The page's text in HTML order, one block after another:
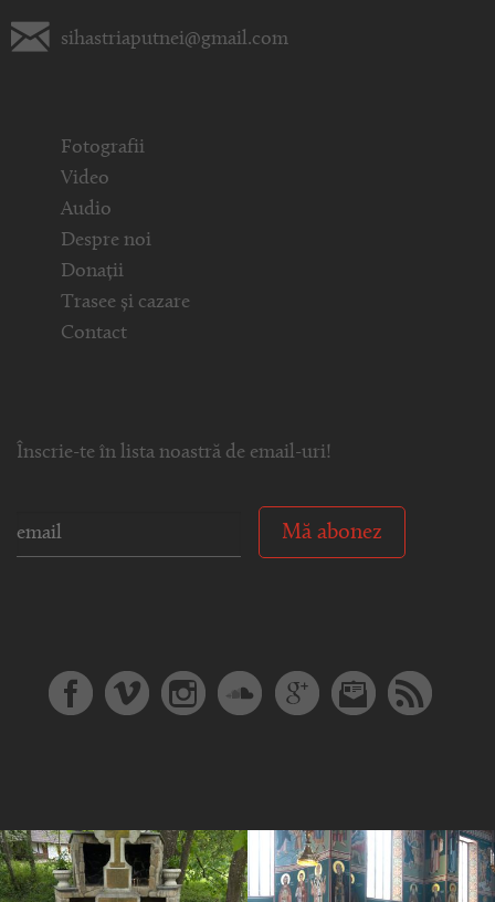
sihastriaputnei@gmail.com
Fotografii
Video
Audio
Despre noi
Donații
Trasee și cazare
Contact
Înscrie-te în lista noastră de email-uri!
Mă abonez